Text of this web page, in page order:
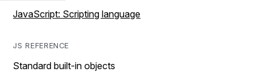
JavaScript: Scripting language
JS REFERENCE
Standard built-in objects